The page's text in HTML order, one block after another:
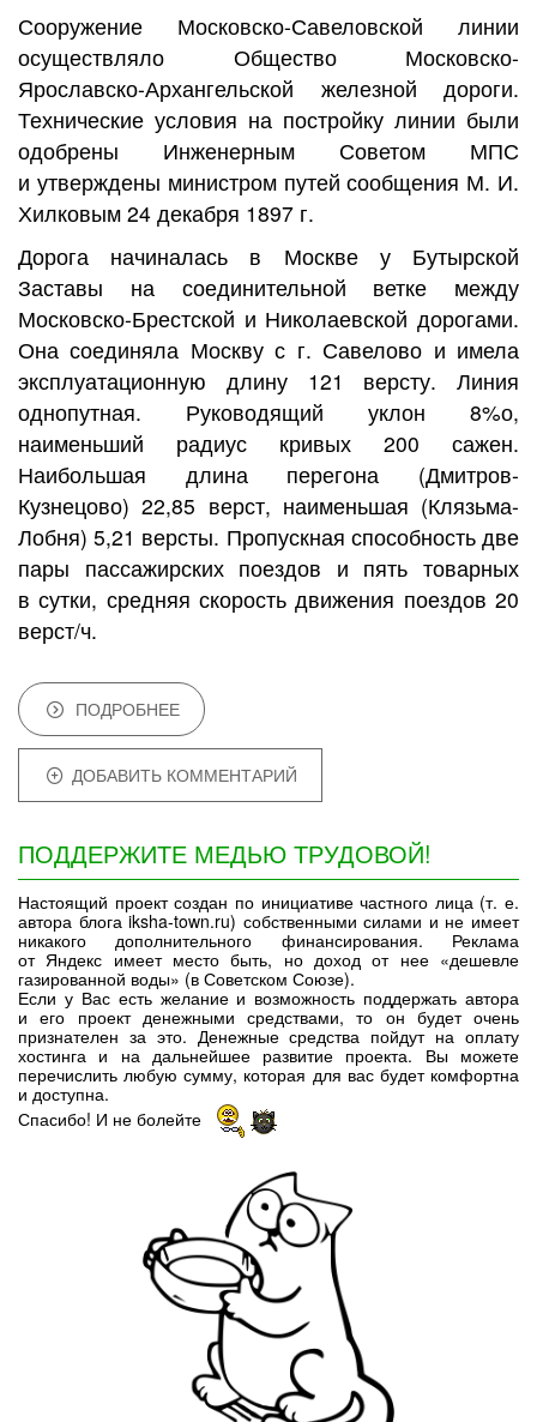
Сооружение Московско-Савеловской линии
осуществляло Общество Московско-
Ярославско-Архангельской железной дороги.
Технические условия на постройку линии были
одобрены Инженерным Советом МПС
и утверждены министром путей сообщения М. И.
Хилковым 24 декабря 1897 г.
Дорога начиналась в Москве у Бутырской
Заставы на соединительной ветке между
Московско-Брестской и Николаевской дорогами.
Она соединяла Москву с г. Савелово и имела
эксплуатационную длину 121 версту. Линия
однопутная. Руководящий уклон 8%о,
наименьший радиус кривых 200 сажен.
Наибольшая длина перегона (Дмитров-
Кузнецово) 22,85 верст, наименьшая (Клязьма-
Лобня) 5,21 версты. Пропускная способность две
пары пассажирских поездов и пять товарных
в сутки, средняя скорость движения поездов 20
верст/ч.
ПОДРОБНЕЕ
ДОБАВИТЬ КОММЕНТАРИЙ
ПОДДЕРЖИТЕ МЕДЬЮ ТРУДОВОЙ!
Настоящий проект создан по инициативе частного лица (т. е.
автора блога iksha-town.ru) собственными силами и не имеет
никакого дополнительного финансирования. Реклама
от Яндекс имеет место быть, но доход от нее «дешевле
газированной воды» (в Советском Союзе).
Если у Вас есть желание и возможность поддержать автора
и его проект денежными средствами, то он будет очень
признателен за это. Денежные средства пойдут на оплату
хостинга и на дальнейшее развитие проекта. Вы можете
перечислить любую сумму, которая для вас будет комфортна
и доступна.
Спасибо! И не болейте